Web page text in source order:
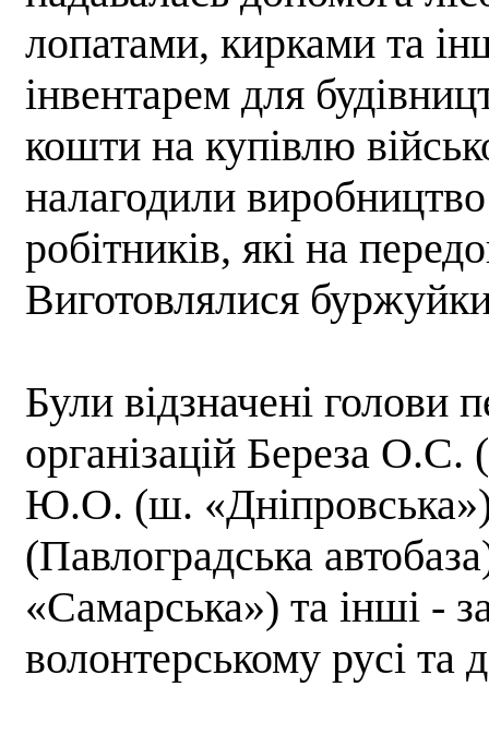
лопатами, кирками та
інвентарем для
кошти на купівлю
налагодили
робітників, які на
Виготовлялися
Були відзначені голови
організацій Береза
Ю.О. (ш.
(Павлоградська
«Самарська») та інші -
волонтерському русі та